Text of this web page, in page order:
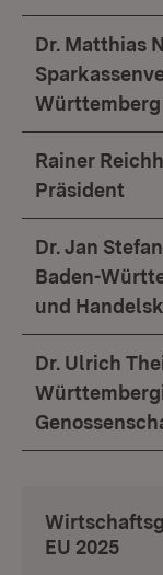
Dr. Matthias
Württemberg
Rainer
Präsident
Dr. Jan
Baden-
und
Dr. Ulrich
EU 2025